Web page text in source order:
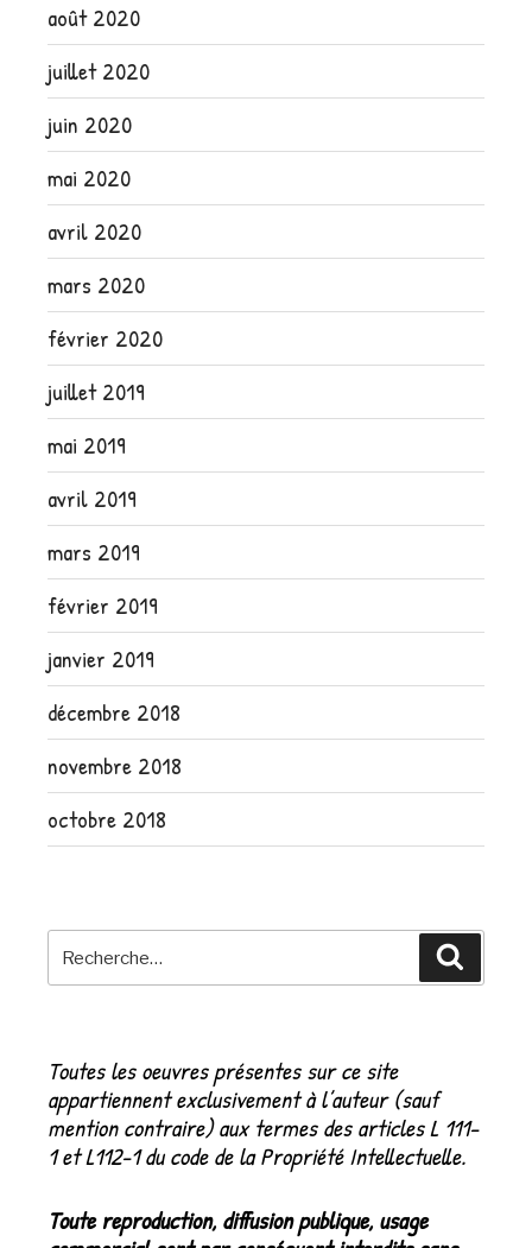
août 2020
juillet 2020
juin 2020
mai 2020
avril 2020
mars 2020
février 2020
juillet 2019
mai 2019
avril 2019
mars 2019
février 2019
janvier 2019
décembre 2018
novembre 2018
octobre 2018
Recherche
pour
Toutes les oeuvres présentes sur ce site
appartiennent exclusivement à l’auteur (sauf
mention contraire) aux termes des articles L 111-
1 et L112-1 du code de la Propriété Intellectuelle.
Toute reproduction, diffusion publique, usage